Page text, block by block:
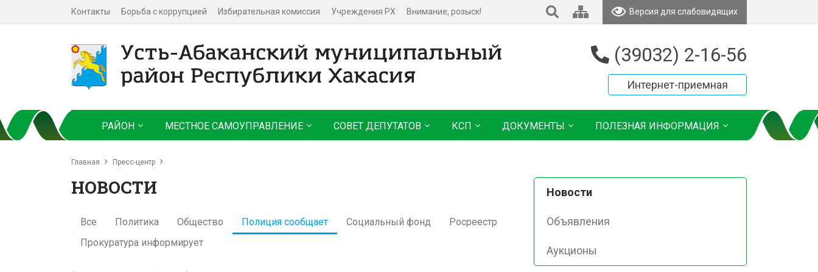
Контакты Борьба с коррупцией Избирательная комиссия Учреждения РХ Внимание, розыск! Версия для слабовидящих
(39032) 2-16-56
Интернет-приемная
РАЙОН МЕСТНОЕ САМОУПРАВЛЕНИЕ СОВЕТ ДЕПУТАТОВ КСП ДОКУМЕНТЫ ПОЛЕЗНАЯ ИНФОРМАЦИЯ
Главная Пресс-центр
НОВОСТИ
Все Политика Общество Полиция сообщает Социальный фонд
Росреестр
Прокуратура информирует
Новости
Объявления
Аукционы